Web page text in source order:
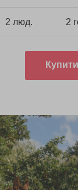
2 люд. 2